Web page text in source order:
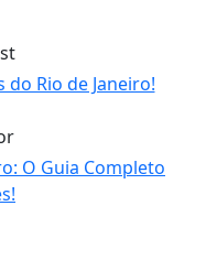
Rio de Janeiro!
O Guia Completo